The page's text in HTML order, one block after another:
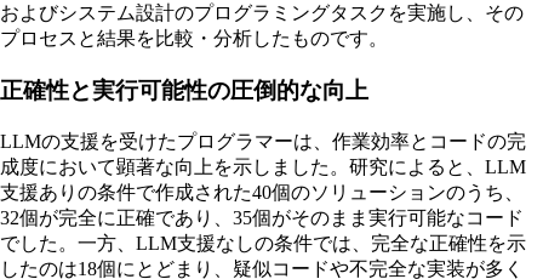
およびシステム設計のプログラミングタスクを実施し、その
プロセスと結果を比較・分析したものです。
正確性と実行可能性の圧倒的な向上
LLMの支援を受けたプログラマーは、作業効率とコードの完
成度において顕著な向上を示しました。研究によると、LLM
支援ありの条件で作成された40個のソリューションのうち、
32個が完全に正確であり、35個がそのまま実行可能なコード
でした。一方、LLM支援なしの条件では、完全な正確性を示
したのは18個にとどまり、疑似コードや不完全な実装が多く